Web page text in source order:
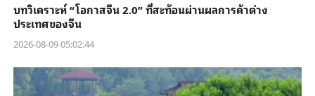
บทวิเคราะห์ “โอกาสจีน 2.0” ที่สะท้อนผ่านผลการค้าต่าง
ประเทศของจีน
2026-08-09 05:02:44